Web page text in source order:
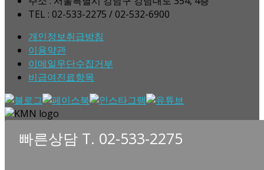
TEL : 02-533-2275 / 02-532-6900
개인정보취급방침
이용약관
이메일무단수집거부
비급여진료항목
빠른상담 T. 02-533-2275